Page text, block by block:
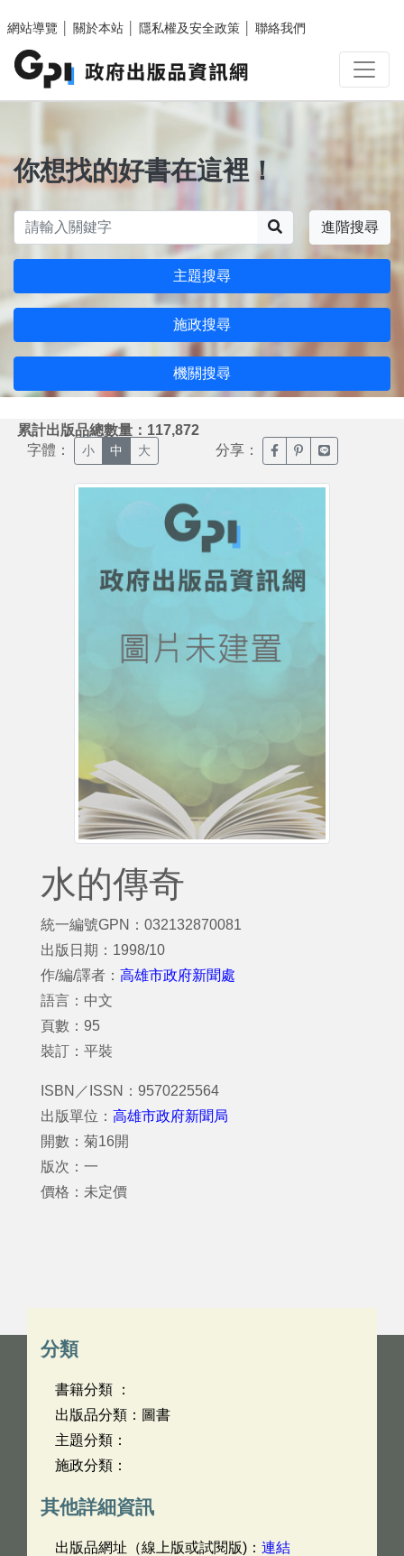
網站導覽
關於本站 隱私權及安全政策 聯絡我們
你想找的好書在這裡！
進階搜尋
主題搜尋
施政搜尋
機關搜尋
累計出版品總數量：117,872
字體： 小 中 大 分享： 臉書分享(另開新視窗)
噗浪分享(另開新
Line分享(另
水的傳奇
統一編號GPN：032132870081
出版日期：1998/10
作/編/譯者： 高雄市政府新聞處
語言：中文
頁數：95
裝訂：平裝
ISBN／ISSN：9570225564
出版單位： 高雄市政府新聞局
開數：菊16開
版次：一
價格：未定價
分類
書籍分類 ：
出版品分類：圖書
主題分類：
施政分類：
其他詳細資訊
出版品網址（線上版或試閱版)： 連結